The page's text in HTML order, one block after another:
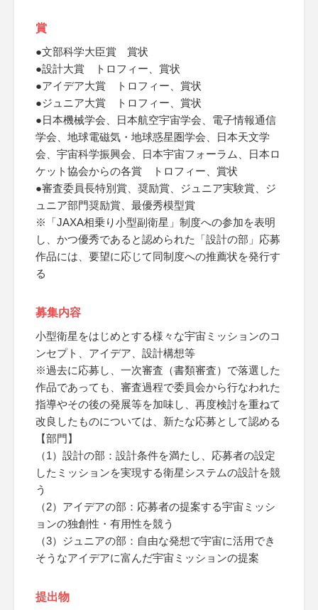
賞
●文部科学大臣賞 賞状
●設計大賞 トロフィー、賞状
●アイデア大賞 トロフィー、賞状
●ジュニア大賞 トロフィー、賞状
●日本機械学会、日本航空宇宙学会、電子情報通信
学会、地球電磁気・地球惑星圏学会、日本天文学
会、宇宙科学振興会、日本宇宙フォーラム、日本ロ
ケット協会からの各賞 トロフィー、賞状
●審査委員長特別賞、奨励賞、ジュニア実験賞、ジ
ュニア部門奨励賞、最優秀模型賞
※「JAXA相乗り小型副衛星」制度への参加を表明
し、かつ優秀であると認められた「設計の部」応募
作品には、要望に応じて同制度への推薦状を発行す
る
募集内容
小型衛星をはじめとする様々な宇宙ミッションのコ
ンセプト、アイデア、設計構想等
※過去に応募し、一次審査（書類審査）で落選した
作品であっても、審査過程で委員会から行なわれた
指導やその後の発展等を加味し、再度検討を重ねて
改良したものについては、新たな応募として認める
【部門】
（1）設計の部：設計条件を満たし、応募者の設定
したミッションを実現する衛星システムの設計を競
う
（2）アイデアの部：応募者の提案する宇宙ミッシ
ョンの独創性・有用性を競う
（3）ジュニアの部：自由な発想で宇宙に活用でき
そうなアイデアに富んだ宇宙ミッションの提案
提出物